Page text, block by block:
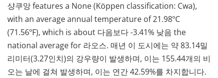
샹쿠앙 features a None (Köppen classification: Cwa),
with an average annual temperature of 21.98ºC
(71.56ºF), which is about 다음보다 -3.41% 낮음 the
national average for 라오스. 매년 이 도시에는 약 83.14밀
리미터(3.27인치)의 강우량이 발생하며, 이는 155.44개의 비
오는 날에 걸쳐 발생하며, 이는 연간 42.59%를 차지합니다.